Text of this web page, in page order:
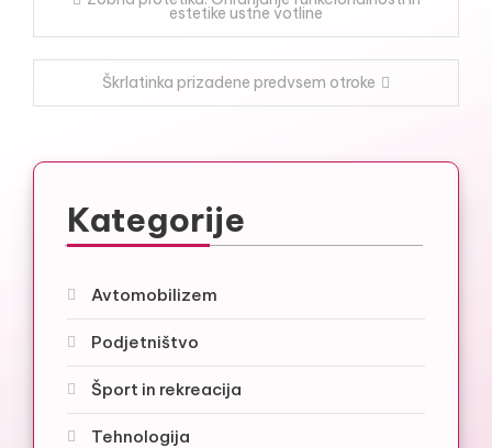
prispevka
estetike ustne votline
Škrlatinka prizadene predvsem otroke
Kategorije
Avtomobilizem
Podjetništvo
Šport in rekreacija
Tehnologija